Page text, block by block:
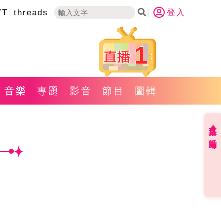
threads 登入
1
音樂 專題 影音 節目 圖輯
直播✦活動